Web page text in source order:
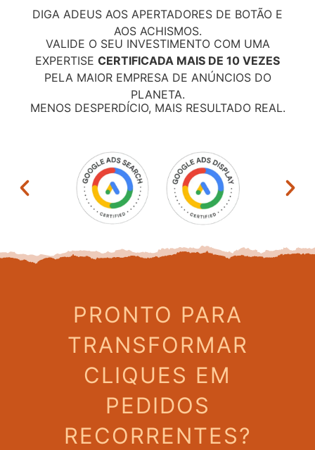
DIGA ADEUS AOS APERTADORES DE BOTÃO E
AOS ACHISMOS.
VALIDE O SEU INVESTIMENTO COM UMA
EXPERTISE CERTIFICADA MAIS DE 10 VEZES
PELA MAIOR EMPRESA DE ANÚNCIOS DO
PLANETA.
MENOS DESPERDÍCIO, MAIS RESULTADO REAL.
PRONTO PARA
TRANSFORMAR
CLIQUES EM
PEDIDOS
RECORRENTES?